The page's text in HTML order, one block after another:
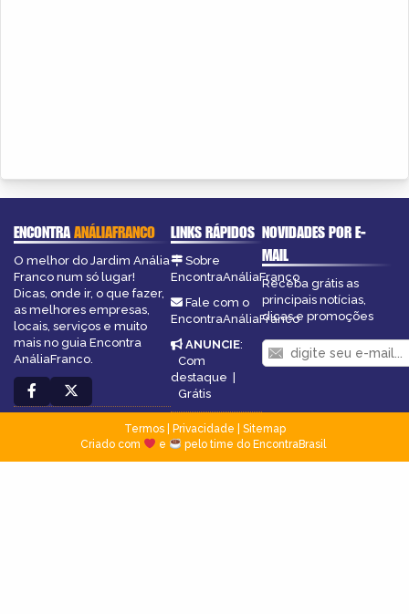
ENCONTRAANÁLIAFRANCO
O melhor do Jardim Anália
Franco num só lugar!
Dicas, onde ir, o que fazer,
as melhores empresas,
locais, serviços e muito
mais no guia Encontra
AnáliaFranco.
LINKS RÁPIDOS
Sobre
EncontraAnáliaFranco
Fale com o
EncontraAnáliaFranco
ANUNCIE:
Com
destaque |
Grátis
NOVIDADES POR E-
MAIL
Receba grátis as
principais notícias,
dicas e promoções
Termos| Privacidade
Sitemap
Criado com
e pelo time do EncontraBrasil